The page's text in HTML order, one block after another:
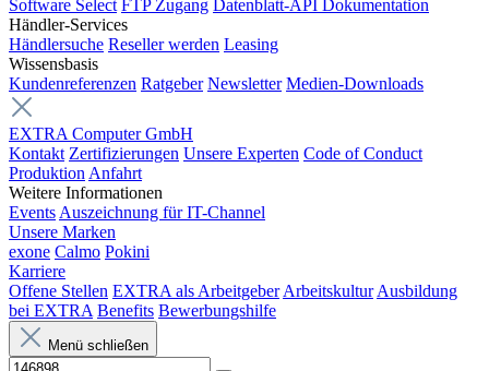
Software Select FTP Zugang
Datenblatt-API Dokumentation
Händler-Services
Händlersuche Reseller werden Leasing
Wissensbasis
Kundenreferenzen Ratgeber Newsletter Medien-Downloads
EXTRA Computer GmbH
Kontakt Zertifizierungen Unsere Experten Code of Conduct
Produktion Anfahrt
Weitere Informationen
Events Auszeichnung für IT-Channel
Unsere Marken
exone Calmo Pokini
Karriere
Offene Stellen EXTRA als Arbeitgeber Arbeitskultur Ausbildung
bei EXTRA Benefits Bewerbungshilfe
Menü schließen